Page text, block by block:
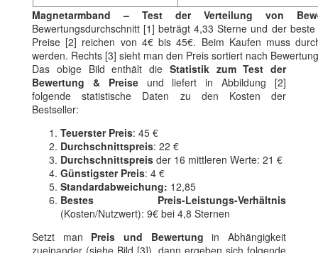
Magnetarmband – Test der Verteilung von
Bewertungsdurchschnitt [1] beträgt 4,33 Sterne und der
Preise [2] reichen von 4€ bis 45€. Beim Kaufen muss
werden. Rechts [3] sieht man den Preis sortiert nach
Das obige Bild enthält die Statistik zum Test der
Bewertung & Preiseund liefert in Abbildung [2]
folgende statistische Daten zu den Kosten der
Bestseller:
Teuerster Preis: 45 €
Durchschnittspreis: 22 €
Durchschnittspreis der 16 mittleren Werte: 21 €
Günstigster Preis: 4 €
Standardabweichung: 12,85
Bestes Preis-Leistungs-Verhältnis
(Kosten/Nutzwert): 9€ bei 4,8 Sternen
Setzt man Preis und Bewertung in Abhängigkeit